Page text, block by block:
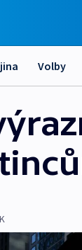
Volby